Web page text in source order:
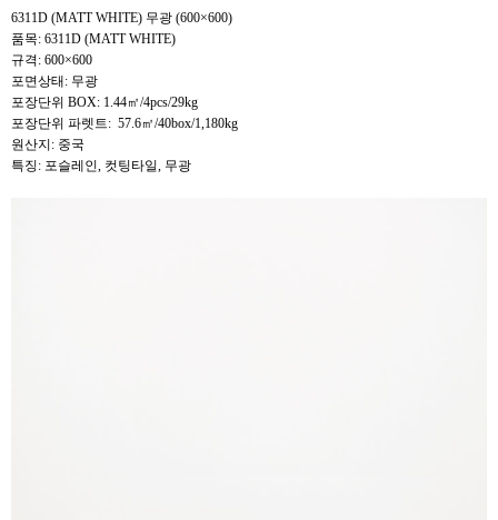
6311D (MATT WHITE) 무광 (600×600)
품목: 6311D (MATT WHITE)
규격: 600×600
포면상태: 무광
포장단위 BOX: 1.44㎡/4pcs/29kg
포장단위 파렛트: 57.6㎡/40box/1,180kg
원산지: 중국
특징: 포슬레인, 컷팅타일, 무광